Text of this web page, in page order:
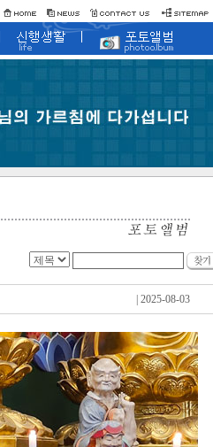
| 2025-08-03